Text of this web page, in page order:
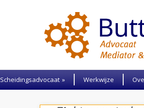
Scheidingsadvocaat » Werkwijze